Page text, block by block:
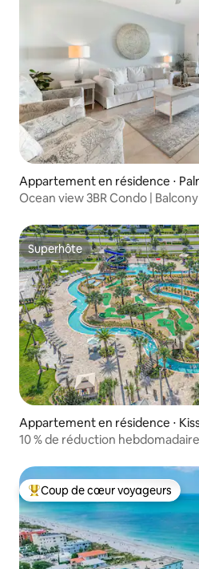
Appartement en résidence ⋅
Ocean view 3BR Condo |
Superhôte
Superhôte
Appartement en résidence ⋅
10 % de réduction
Coups de cœur voyageurs les
Coup de cœur voyageurs